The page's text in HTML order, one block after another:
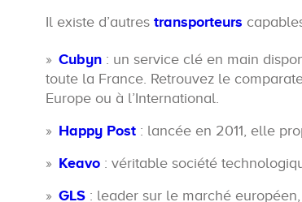
Il existe d’autres transporteurs
Cubyn : un service clé en main
toute la France. Retrouvez le
Europe ou à l’International.
Happy Post : lancée en 2011, elle
Keavo : véritable société
GLS : leader sur le marché